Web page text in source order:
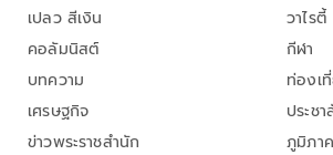
เปลว สีเงิน
คอลัมนิสต์
บทความ
เศรษฐกิจ
ข่าวพระราชสำนัก
วาไรตี้
กีฬา
ท่องเ
ประช
ภูมิภาค